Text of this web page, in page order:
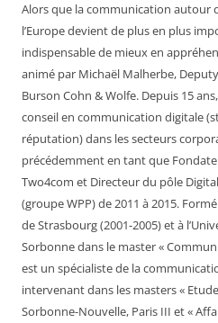
Alors que la communication autour
l’Europe devient de plus en plus
indispensable de mieux en
animé par Michaël Malherbe,
Burson Cohn & Wolfe. Depuis 15
conseil en communication digitale
réputation) dans les secteurs
précédemment en tant que
Two4com et Directeur du pôle
(groupe WPP) de 2011 à 2015.
de Strasbourg (2001-2005) et à
Sorbonne dans le master «
est un spécialiste de la
intervenant dans les masters «
Sorbonne-Nouvelle, Paris III et «